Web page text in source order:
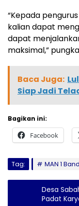
“Kepada
kalian dapat
dapat
maksimal,”
Baca Juga:
Siap Jadi
Bagikan ini:
Facebook
Tag: MAN 1
Desa
Padat